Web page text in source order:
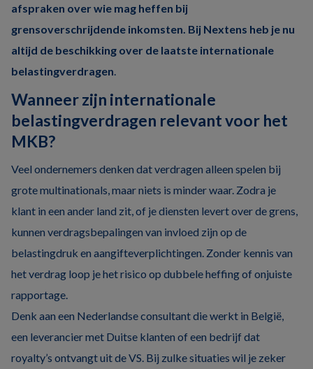
afspraken over wie mag heffen bij
grensoverschrijdende inkomsten. Bij Nextens heb je nu
altijd de beschikking over de laatste internationale
belastingverdragen.
Wanneer zijn internationale
belastingverdragen relevant voor het
MKB?
Veel ondernemers denken dat verdragen alleen spelen bij
grote multinationals, maar niets is minder waar. Zodra je
klant in een ander land zit, of je diensten levert over de grens,
kunnen verdragsbepalingen van invloed zijn op de
belastingdruk en aangifteverplichtingen. Zonder kennis van
het verdrag loop je het risico op dubbele heffing of onjuiste
rapportage.
Denk aan een Nederlandse consultant die werkt in België,
een leverancier met Duitse klanten of een bedrijf dat
royalty’s ontvangt uit de VS. Bij zulke situaties wil je zeker